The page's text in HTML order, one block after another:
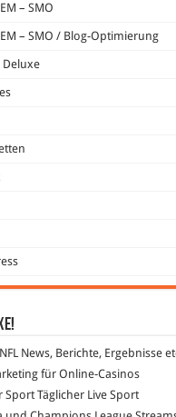
– SMO
– SMO / Blog-Optimierung
Deluxe
News, Berichte, Ergebnisse
für Online-Casinos
SportTäglicher Live Sport